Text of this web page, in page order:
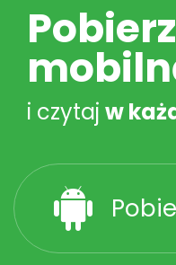
i czytaj w